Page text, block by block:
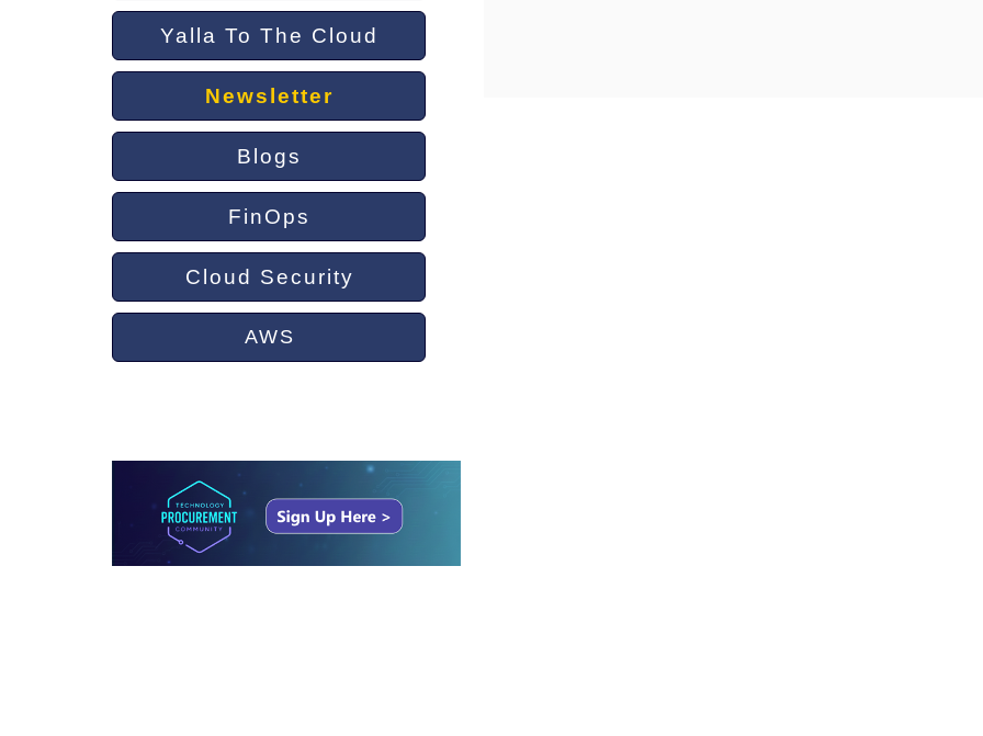
Yalla To The Cloud
Newsletter
Blogs
FinOps
Cloud Security
AWS